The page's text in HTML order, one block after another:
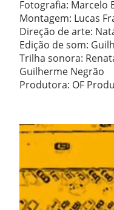
Fotografia: Marcelo
Montagem: Lucas
Direção de arte:
Edição de som:
Trilha sonora:
Guilherme Negrão
Produtora: OF